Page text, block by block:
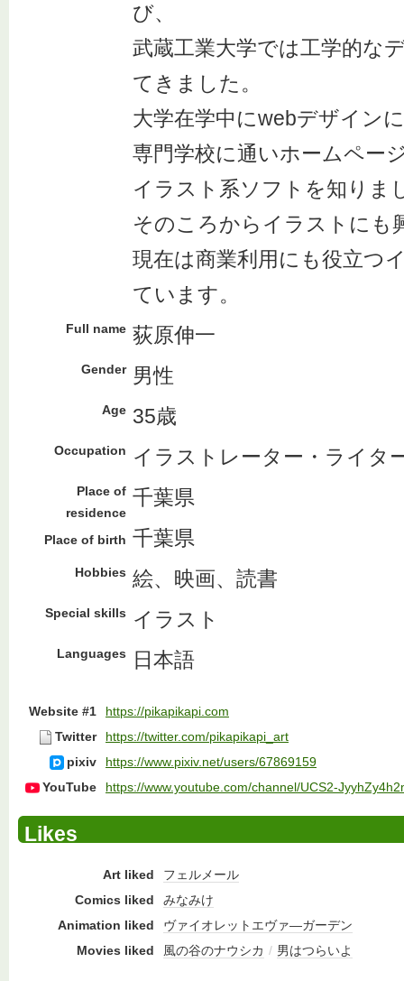
び、
武蔵工業大学では工学的な
てきました。
大学在学中にwebデザイン
専門学校に通いホームペー
イラスト系ソフトを知りま
そのころからイラストにも
現在は商業利用にも役立つ
ています。
Full name 荻原伸一
Gender 男性
Age 35歳
Occupation イラストレーター・ライタ
Place of
residence
千葉県
Place of birth 千葉県
Hobbies 絵、映画、読書
Special skills イラスト
Languages 日本語
Website #1
https://pikapikapi.com
Twitter
https://twitter.com/pikapikapi_art
pixiv
https://www.pixiv.net/users/67869159
YouTube
https://www.youtube.com/channel/UCS2-
Likes
Art liked
フェルメール
Comics liked
みなみけ
Animation liked
ヴァイオレットエヴァ―ガーデン
Movies liked
風の谷のナウシカ / 男はつらいよ